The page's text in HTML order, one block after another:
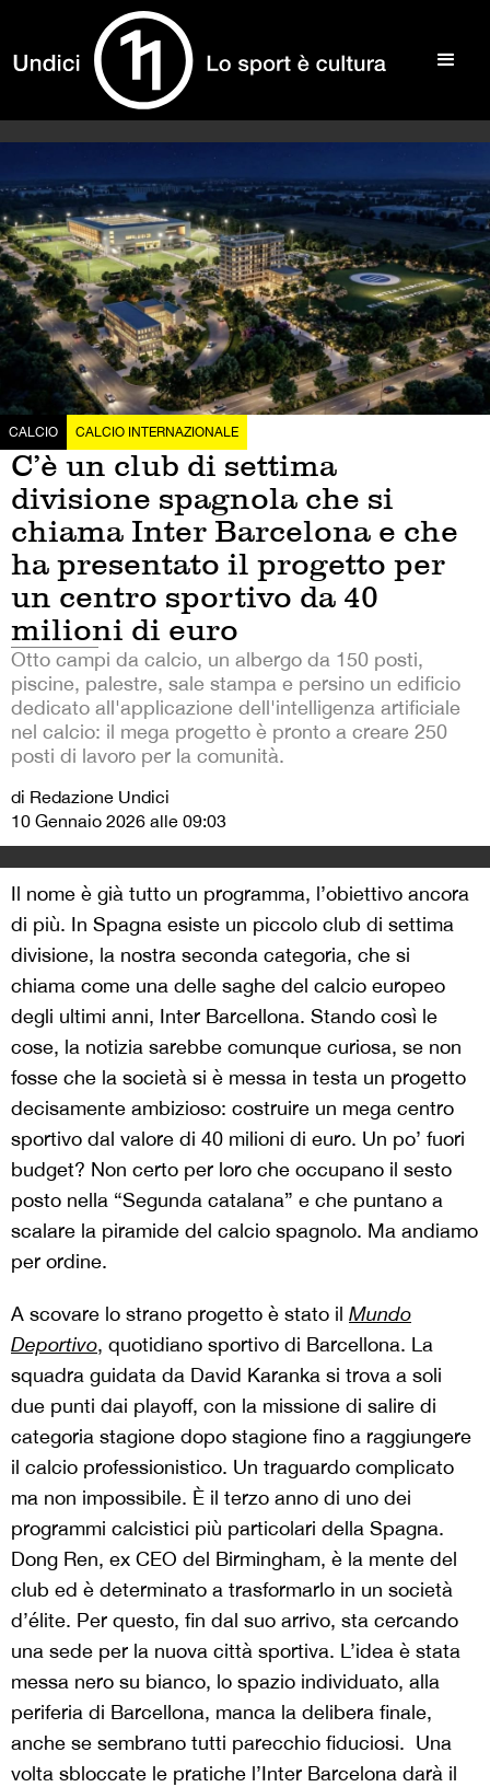
CALCIO CALCIO INTERNAZIONALE
C’è un club di settima
divisione spagnola che si
chiama Inter Barcelona e che
ha presentato il progetto per
un centro sportivo da 40
milioni di euro
Otto campi da calcio, un albergo da 150 posti,
piscine, palestre, sale stampa e persino un edificio
dedicato all'applicazione dell'intelligenza artificiale
nel calcio: il mega progetto è pronto a creare 250
posti di lavoro per la comunità.
di Redazione Undici
10 Gennaio 2026 alle 09:03
Il nome è già tutto un programma, l’obiettivo ancora
di più. In Spagna esiste un piccolo club di settima
divisione, la nostra seconda categoria, che si
chiama come una delle saghe del calcio europeo
degli ultimi anni, Inter Barcellona. Stando così le
cose, la notizia sarebbe comunque curiosa, se non
fosse che la società si è messa in testa un progetto
decisamente ambizioso: costruire un mega centro
sportivo dal valore di 40 milioni di euro. Un po’ fuori
budget? Non certo per loro che occupano il sesto
posto nella “Segunda catalana” e che puntano a
scalare la piramide del calcio spagnolo. Ma andiamo
per ordine.
A scovare lo strano progetto è stato il Mundo
Deportivo, quotidiano sportivo di Barcellona. La
squadra guidata da David Karanka si trova a soli
due punti dai playoff, con la missione di salire di
categoria stagione dopo stagione fino a raggiungere
il calcio professionistico. Un traguardo complicato
ma non impossibile. È il terzo anno di uno dei
programmi calcistici più particolari della Spagna.
Dong Ren, ex CEO del Birmingham, è la mente del
club ed è determinato a trasformarlo in un società
d’élite. Per questo, fin dal suo arrivo, sta cercando
una sede per la nuova città sportiva. L’idea è stata
messa nero su bianco, lo spazio individuato, alla
periferia di Barcellona, manca la delibera finale,
anche se sembrano tutti parecchio fiduciosi. Una
volta sbloccate le pratiche l’Inter Barcelona darà il